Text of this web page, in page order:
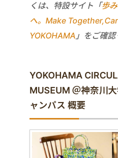
くは、特設サイト「歩
へ。Make
YOKOHAMA 」をご確認
YOKOHAMA
MUSEUM ＠神奈川
ャンパス 概要